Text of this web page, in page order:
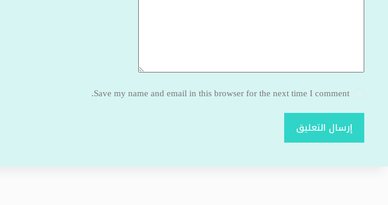
Save my name and email in this browser for the next time I comment.
إرسال التعليق